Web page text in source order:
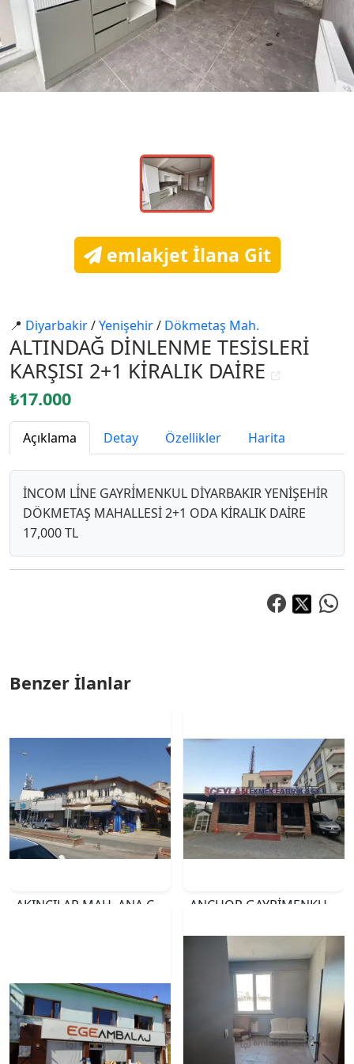
emlakjet İlana Git
📍 Di̇yarbakir/Yeni̇şehi̇r/ Dökmetaş Mah.
ALTINDAĞ DİNLENME TESİSLERİ
KARŞISI 2+1 KİRALIK DAİRE
₺17.000
Açıklama Detay Özellikler Harita
İNCOM Lİ̇NE GAYRİ̇MENKUL DİYARBAKIR YENİŞEHİR
DÖKMETAŞ MAHALLESİ 2+1 ODA KİRALIK DAİRE
17,000 TL
Benzer İlanlar
MERSİN